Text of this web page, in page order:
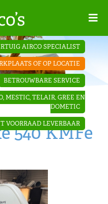
AIRCO SPECIALIST
OF OP LOCATIE
BETROUWBARE SERVICE
MESTIC, TELAIR, GREE EN
DOMETIC
VOORRAAD LEVERBAAR
540 KMFe